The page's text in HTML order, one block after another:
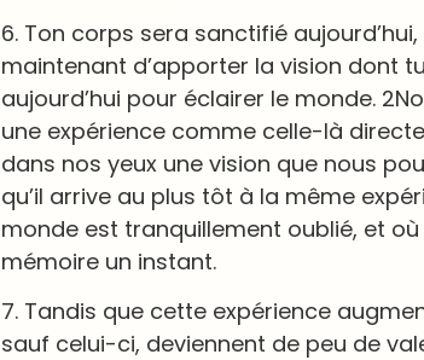
6. Ton corps sera sanctifié
maintenant d’apporter la vision dont
aujourd’hui pour éclairer le monde.
une expérience comme celle-là
dans nos yeux une vision que nous
qu’il arrive au plus tôt à la même
monde est tranquillement oublié, et où
mémoire un instant.
7. Tandis que cette expérience
sauf celui-ci, deviennent de peu de